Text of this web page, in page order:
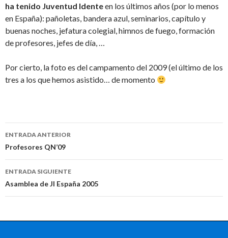
ha tenido Juventud Identeen los últimos años (por lo menos
en España): pañoletas, bandera azul, seminarios, capítulo y
buenas noches, jefatura colegial, himnos de fuego, formación
de profesores, jefes de día, …
Por cierto, la foto es del campamento del 2009 (el último de los
tres a los que hemos asistido… de momento
Navegación
de
entradas
ENTRADA ANTERIOR
Profesores QN’09
ENTRADA SIGUIENTE
Asamblea de JI España 2005